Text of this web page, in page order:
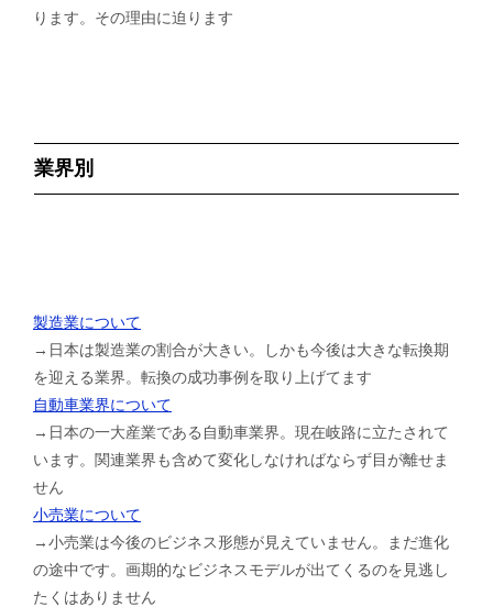
ります。その理由に迫ります
業界別
製造業について
→日本は製造業の割合が大きい。しかも今後は大きな転換期
を迎える業界。転換の成功事例を取り上げてます
自動車業界について
→日本の一大産業である自動車業界。現在岐路に立たされて
います。関連業界も含めて変化しなければならず目が離せま
せん
小売業について
→小売業は今後のビジネス形態が見えていません。まだ進化
の途中です。画期的なビジネスモデルが出てくるのを見逃し
たくはありません